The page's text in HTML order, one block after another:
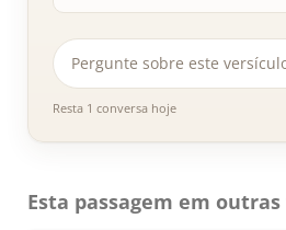
Resta 1 conversa hoje
Esta passagem em